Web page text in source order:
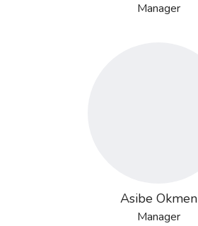
Manager
Asibe Okmen
Manager